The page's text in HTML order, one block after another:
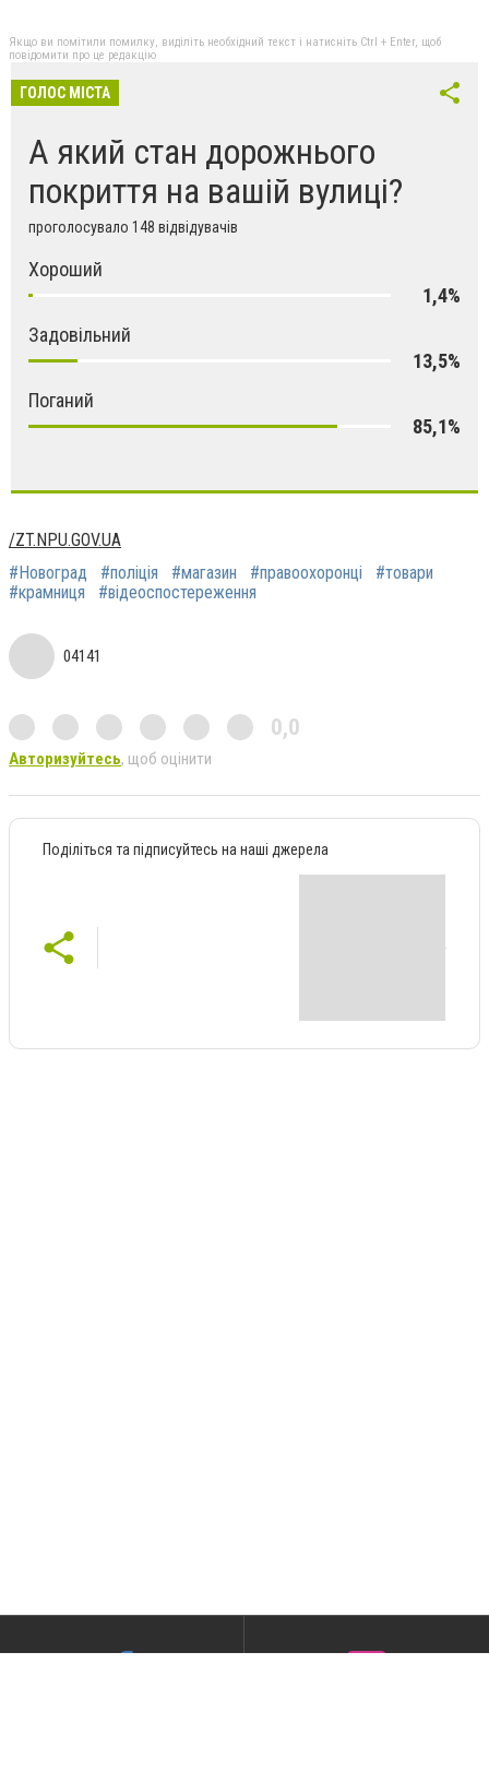
Якщо ви помітили помилку, виділіть необхідний текст і натисніть Ctrl + Enter, щоб
повідомити про це редакцію
ГОЛОС МІСТА
А який стан дорожнього
покриття на вашій вулиці?
проголосувало 148 відвідувачів
Хороший
1,4%
Задовільний
13,5%
Поганий
85,1%
/ZT.NPU.GOV.UA
#Новоград
#поліція #магазин #правоохоронці
#товари
#крамниця
#відеоспостереження
04141
0,0
Авторизуйтесь, щоб оцінити
Поділіться та підписуйтесь на наші джерела